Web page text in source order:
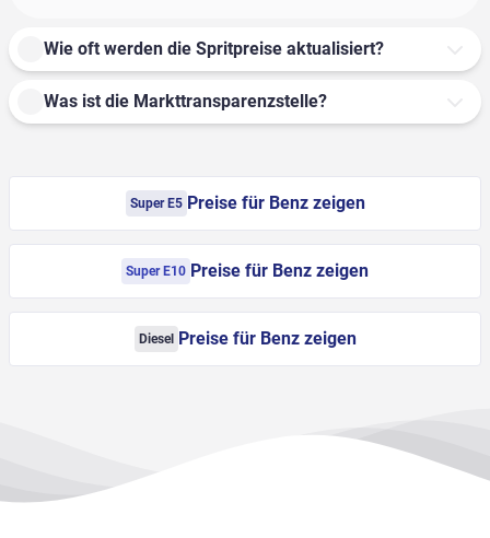
Wie oft werden die Spritpreise aktualisiert?
Was ist die Markttransparenzstelle?
Super E5 Preise für Benz zeigen
Super E10 Preise für Benz zeigen
Diesel Preise für Benz zeigen